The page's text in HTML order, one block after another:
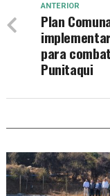
ANTERIOR
Plan
para
Punitaqui